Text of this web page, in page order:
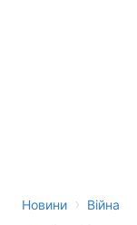
Новини › Війна